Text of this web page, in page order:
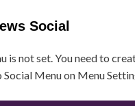
Social
is not set. You need to
Social Menu on Menu